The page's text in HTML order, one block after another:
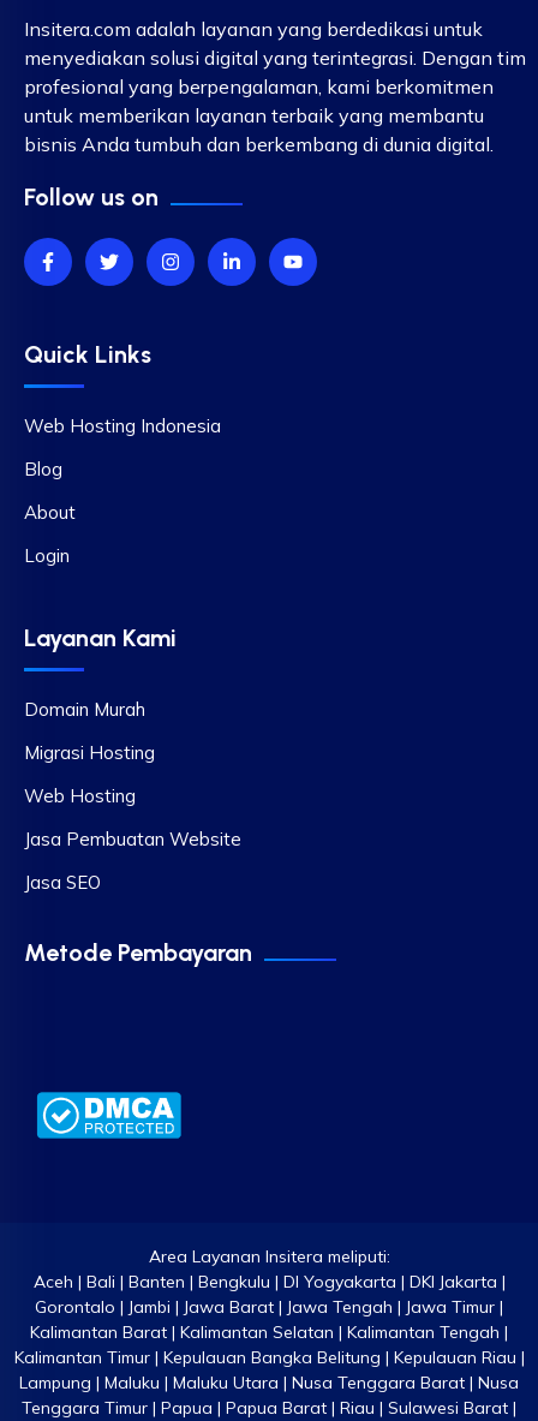
Insitera.com adalah layanan yang berdedikasi untuk
menyediakan solusi digital yang terintegrasi. Dengan tim
profesional yang berpengalaman, kami berkomitmen
untuk memberikan layanan terbaik yang membantu
bisnis Anda tumbuh dan berkembang di dunia digital.
Follow us on
Quick Links
Web Hosting Indonesia
Blog
About
Login
Layanan Kami
Domain Murah
Migrasi Hosting
Web Hosting
Jasa Pembuatan Website
Jasa SEO
Metode Pembayaran
Area Layanan Insitera meliputi:
Aceh | Bali | Banten | Bengkulu | DI Yogyakarta | DKI Jakarta |
Gorontalo | Jambi | Jawa Barat | Jawa Tengah | Jawa Timur |
Kalimantan Barat | Kalimantan Selatan | Kalimantan Tengah |
Kalimantan Timur | Kepulauan Bangka Belitung | Kepulauan Riau |
Lampung | Maluku | Maluku Utara | Nusa Tenggara Barat | Nusa
Tenggara Timur | Papua | Papua Barat | Riau | Sulawesi Barat |